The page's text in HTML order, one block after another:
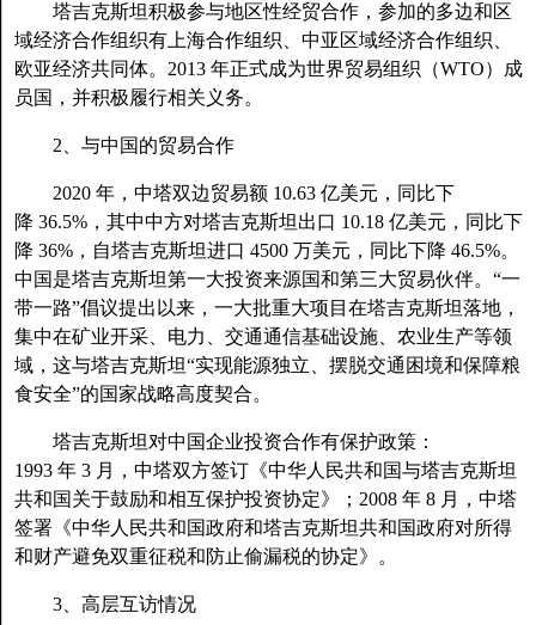
塔吉克斯坦积极参与地区性经贸合作，参加的多边和区
域经济合作组织有上海合作组织、中亚区域经济合作组织、
欧亚经济共同体。2013 年正式成为世界贸易组织（WTO）成
员国，并积极履行相关义务。
2、与中国的贸易合作
2020 年，中塔双边贸易额 10.63 亿美元，同比下
降 36.5%，其中中方对塔吉克斯坦出口 10.18 亿美元，同比下
降 36%，自塔吉克斯坦进口 4500 万美元，同比下降 46.5%。
中国是塔吉克斯坦第一大投资来源国和第三大贸易伙伴。“一
带一路”倡议提出以来，一大批重大项目在塔吉克斯坦落地，
集中在矿业开采、电力、交通通信基础设施、农业生产等领
域，这与塔吉克斯坦“实现能源独立、摆脱交通困境和保障粮
食安全”的国家战略高度契合。
塔吉克斯坦对中国企业投资合作有保护政策：
1993 年 3 月，中塔双方签订《中华人民共和国与塔吉克斯坦
共和国关于鼓励和相互保护投资协定》；2008 年 8 月，中塔
签署《中华人民共和国政府和塔吉克斯坦共和国政府对所得
和财产避免双重征税和防止偷漏税的协定》。
3、高层互访情况